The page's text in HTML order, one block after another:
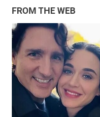
FROM THE WEB